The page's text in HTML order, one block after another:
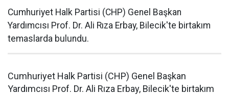
Cumhuriyet Halk Partisi (CHP) Genel Başkan
Yardımcısı Prof. Dr. Ali Rıza Erbay, Bilecik'te birtakım
temaslarda bulundu.
Cumhuriyet Halk Partisi (CHP) Genel Başkan
Yardımcısı Prof. Dr. Ali Rıza Erbay, Bilecik'te birtakım